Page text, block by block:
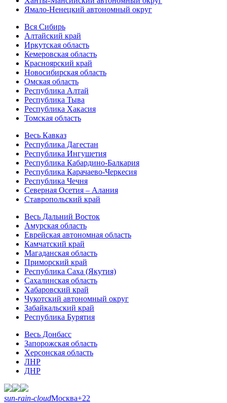
Ямало-Ненецкий автономный округ
Вся Сибирь
Алтайский край
Иркутская область
Кемеровская область
Красноярский край
Новосибирская область
Омская область
Республика Алтай
Республика Тыва
Республика Хакасия
Томская область
Весь Кавказ
Республика Дагестан
Республика Ингушетия
Республика Кабардино-Балкария
Республика Карачаево-Черкесия
Республика Чечня
Северная Осетия – Алания
Ставропольский край
Весь Дальний Восток
Амурская область
Еврейская автономная область
Камчатский край
Магаданская область
Приморский край
Республика Саха (Якутия)
Сахалинская область
Хабаровский край
Чукотский автономный округ
Забайкальский край
Республика Бурятия
Весь Донбасс
Запорожская область
Херсонская область
ЛНР
ДНР
sun-rain-cloudМосква+22